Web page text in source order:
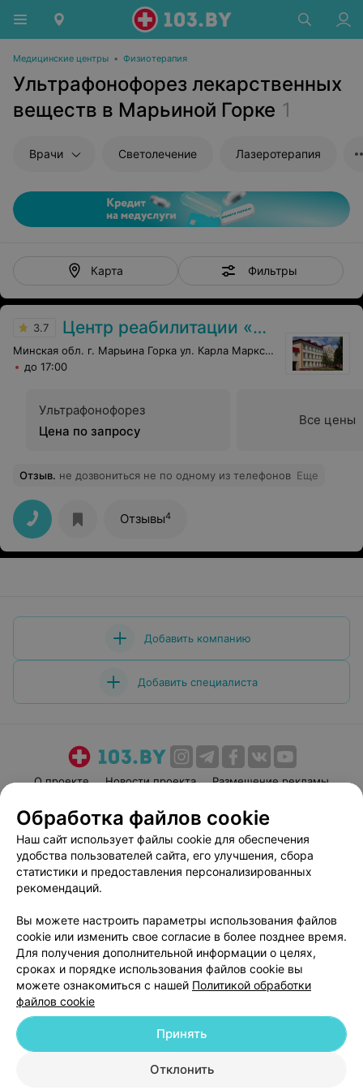
Медицинские центры • Физиотерапия
Ультрафонофорез лекарственных
веществ в Марьиной Горке 1
Врачи Светолечение Лазеротерапия
Карта Фильтры
3.7 Центр реабилитации «Пуховичи»
Минская обл. г. Марьина Горка ул. Карла Маркса, 9
до 17:00
Ультрафонофорез
Цена по запросу
Все цены
Отзыв. не дозвониться не по одному из телефонов Еще
Отзывы4
Добавить компанию
Добавить специалиста
О проекте Новости проекта
Размещение рекламы
Пользовательское соглашение
Способы оплаты
Вакансии
Партнеры
Написать руководителю 103.by
Персональные настройки cookie
Обработка персональных данных
© 2026 ООО «Артокс Лаб», УНП 191700409| 220012, Республика Беларусь,
г. Минск, улица Толбухина, 2, пом. 16 | help@103.by
Обработка файлов cookie
Наш сайт использует файлы cookie для обеспечения
удобства пользователей сайта, его улучшения, сбора
статистики и предоставления персонализированных
рекомендаций.
Вы можете настроить параметры использования файлов
cookie или изменить свое согласие в более позднее время.
Для получения дополнительной информации о целях,
сроках и порядке использования файлов cookie вы
можете ознакомиться с нашей Политикой обработки
файлов cookie
Отклонить
Принять